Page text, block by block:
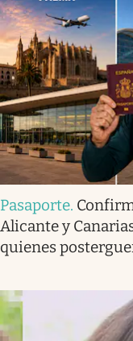
Pasaporte.
Alicante y
quienes